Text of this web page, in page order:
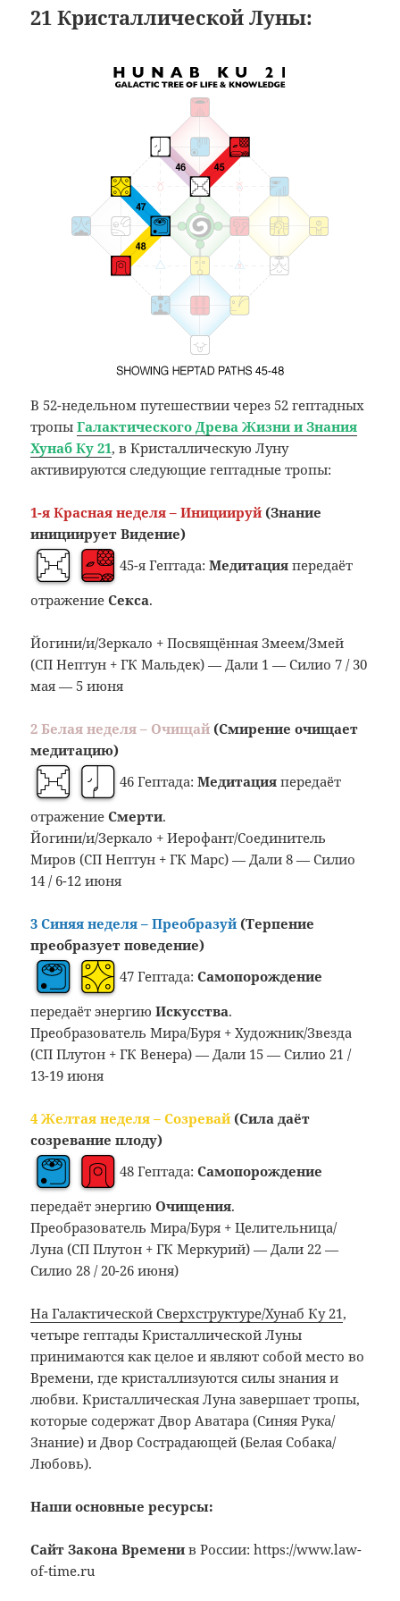
21 Кристаллической Луны:
В 52-недельном путешествии через 52 гептадных
тропыГалактического Древа Жизни и Знания
Хунаб Ку 21, в Кристаллическую Луну
активируются следующие гептадные тропы:
1-я Красная неделя – Инициируй (Знание
инициирует Видение)
45-я Гептада:Медитация передаёт
отражениеСекса.
Йогини/и/Зеркало + Посвящённая Змеем/Змей
(СП Нептун + ГК Мальдек) — Дали 1 — Силио 7 / 30
мая — 5 июня
2 Белая неделя – Очищай (Смирение очищает
медитацию)
46 Гептада:Медитация передаёт
отражениеСмерти.
Йогини/и/Зеркало + Иерофант/Соединитель
Миров (СП Нептун + ГК Марс) — Дали 8 — Силио
14 / 6-12 июня
3 Синяя неделя – Преобразуй (Терпение
преобразует поведение)
47 Гептада:Самопорождение
передаёт энергиюИскусства.
Преобразователь Мира/Буря + Художник/Звезда
(СП Плутон + ГК Венера) — Дали 15 — Силио 21 /
13-19 июня
4 Желтая неделя – Созревай (Сила даёт
созревание плоду)
48 Гептада:Самопорождение
передаёт энергиюОчищения.
Преобразователь Мира/Буря + Целительница/
Луна (СП Плутон + ГК Меркурий) — Дали 22 —
Силио 28 / 20-26 июня)
На Галактической Сверхструктуре/Хунаб Ку 21,
четыре гептады Кристаллической Луны
принимаются как целое и являют собой место во
Времени, где кристаллизуются силы знания и
любви. Кристаллическая Луна завершает тропы,
которые содержат Двор Аватара (Синяя Рука/
Знание) и Двор Сострадающей (Белая Собака/
Любовь).
Наши основные ресурсы:
Сайт Закона Времени в России: https://www.law-
of-time.ru